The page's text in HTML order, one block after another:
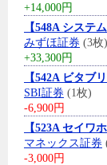
+14,000円
【548A システ
みずほ証券 (3枚)
+33,300円
【542A ビタブ
SBI証券 (1枚)
-6,900円
【523A セイワ
マネックス証券
-3,000円